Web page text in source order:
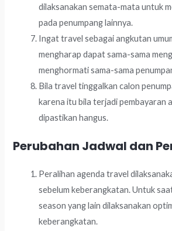
dilaksanakan semata-mata untuk
pada penumpang lainnya.
Ingat travel sebagai angkutan
mengharap dapat sama-sama
menghormati sama-sama
Bila travel tinggalkan calon
karena itu bila terjadi pembayaran
dipastikan hangus.
Perubahan Jadwal dan
Peralihan agenda travel
sebelum keberangkatan. Untuk
season yang lain dilaksanakan
keberangkatan.